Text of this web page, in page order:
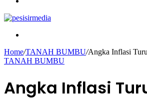
Home/TANAH BUMBU/Angka Inflasi
TANAH BUMBU
Angka Inflasi